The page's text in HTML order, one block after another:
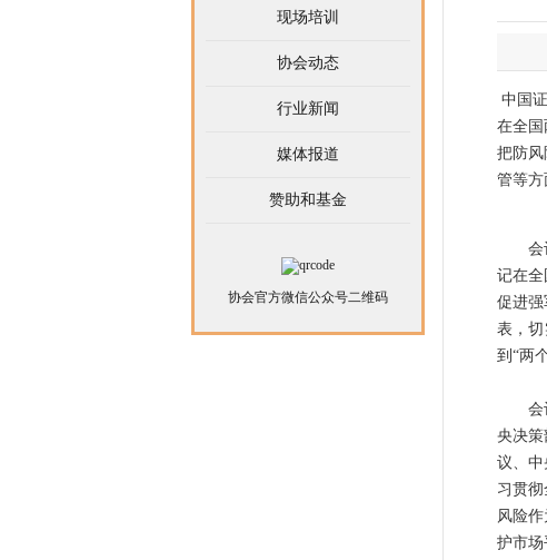
中国
在全国
把防
管等方
会议
记在全
促进
表，
到“两
会议
央决
议、
习贯
风险
护市
现场培训
协会动态
行业新闻
媒体报道
赞助和基金
协会官方微信公众号二维码